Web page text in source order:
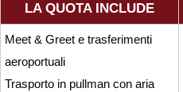
LA QUOTA INCLUDE
Meet & Greet e trasferimenti
aeroportuali
Trasporto in pullman con aria